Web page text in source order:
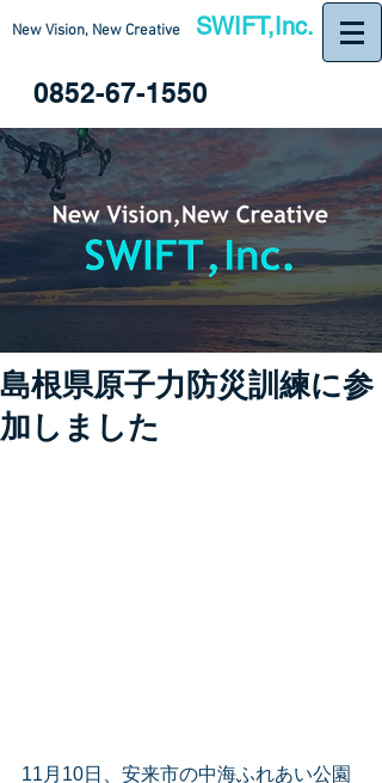
New Vision, New Creative SWIFT,Inc.
0852-67-1550
島根県原子力防災訓練に参
加しました
11月10日、安来市の中海ふれあい公園